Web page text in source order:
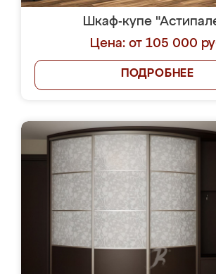
Шкаф-купе
Цена: от 105 000
ПОДРОБНЕЕ